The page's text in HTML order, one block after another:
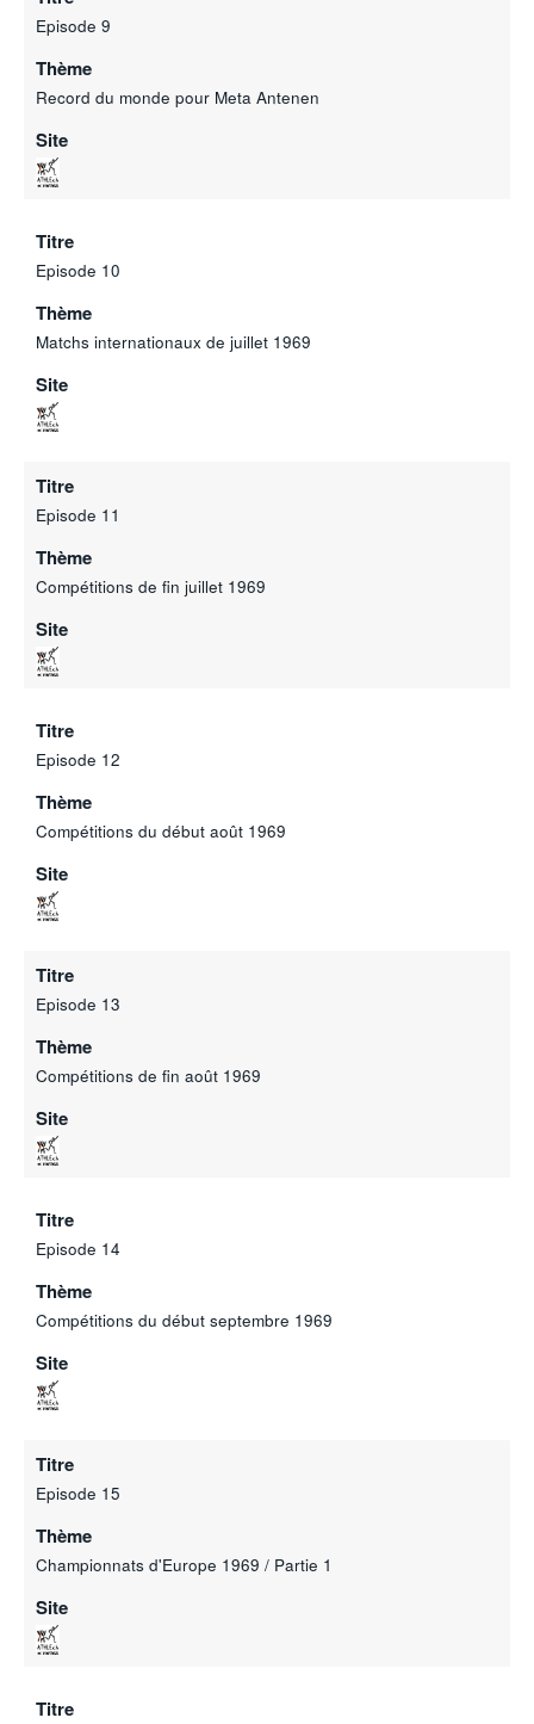
Episode 9
Thème
Record du monde pour Meta Antenen
Site
Titre
Episode 10
Thème
Matchs internationaux de juillet 1969
Site
Titre
Episode 11
Thème
Compétitions de fin juillet 1969
Site
Titre
Episode 12
Thème
Compétitions du début août 1969
Site
Titre
Episode 13
Thème
Compétitions de fin août 1969
Site
Titre
Episode 14
Thème
Compétitions du début septembre 1969
Site
Titre
Episode 15
Thème
Championnats d'Europe 1969 / Partie 1
Site
Titre